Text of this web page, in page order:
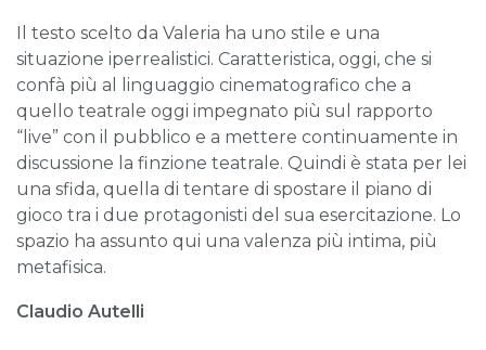
Il testo scelto da Valeria ha uno stile e una
situazione iperrealistici. Caratteristica, oggi, che si
confà più al linguaggio cinematografico che a
quello teatrale oggi impegnato più sul rapporto
“live” con il pubblico e a mettere continuamente in
discussione la finzione teatrale. Quindi è stata per lei
una sfida, quella di tentare di spostare il piano di
gioco tra i due protagonisti del sua esercitazione. Lo
spazio ha assunto qui una valenza più intima, più
metafisica.
Claudio Autelli